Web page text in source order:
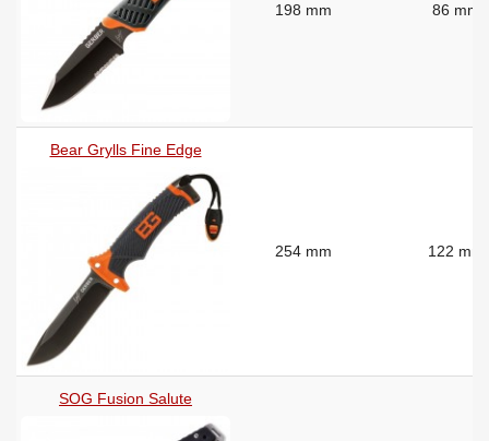
198 mm 86 mm
Bear Grylls Fine Edge
254 mm 122 mm
SOG Fusion Salute